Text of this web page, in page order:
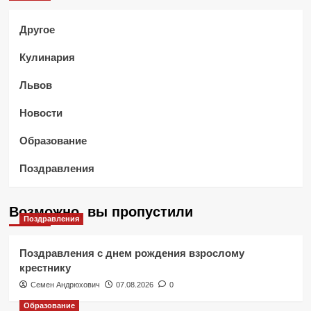
Другое
Кулинария
Львов
Новости
Образование
Поздравления
Возможно, вы пропустили
Поздравления
Поздравления с днем рождения взрослому
крестнику
Семен Андрюхович 07.08.2026 0
Образование